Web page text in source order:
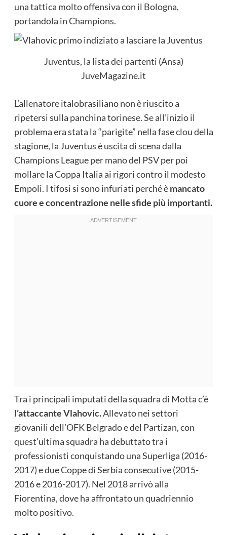
una tattica molto offensiva con il Bologna,
portandola in Champions.
Juventus, la lista dei partenti (Ansa)
JuveMagazine.it
L’allenatore italobrasiliano non è riuscito a
ripetersi sulla panchina torinese. Se all’inizio il
problema era stata la “parigite” nella fase clou della
stagione, la Juventus è uscita di scena dalla
Champions League per mano del PSV per poi
mollare la Coppa Italia ai rigori contro il modesto
Empoli. I tifosi si sono infuriati perché èmancato
cuore e concentrazione nelle sfide più importanti.
Tra i principali imputati della squadra di Motta c’è
l’attaccante Vlahovic.Allevato nei settori
giovanili dell’OFK Belgrado e del Partizan, con
quest’ultima squadra ha debuttato tra i
professionisti conquistando una Superliga (2016-
2017) e due Coppe di Serbia consecutive (2015-
2016 e 2016-2017). Nel 2018 arrivò alla
Fiorentina, dove ha affrontato un quadriennio
molto positivo.